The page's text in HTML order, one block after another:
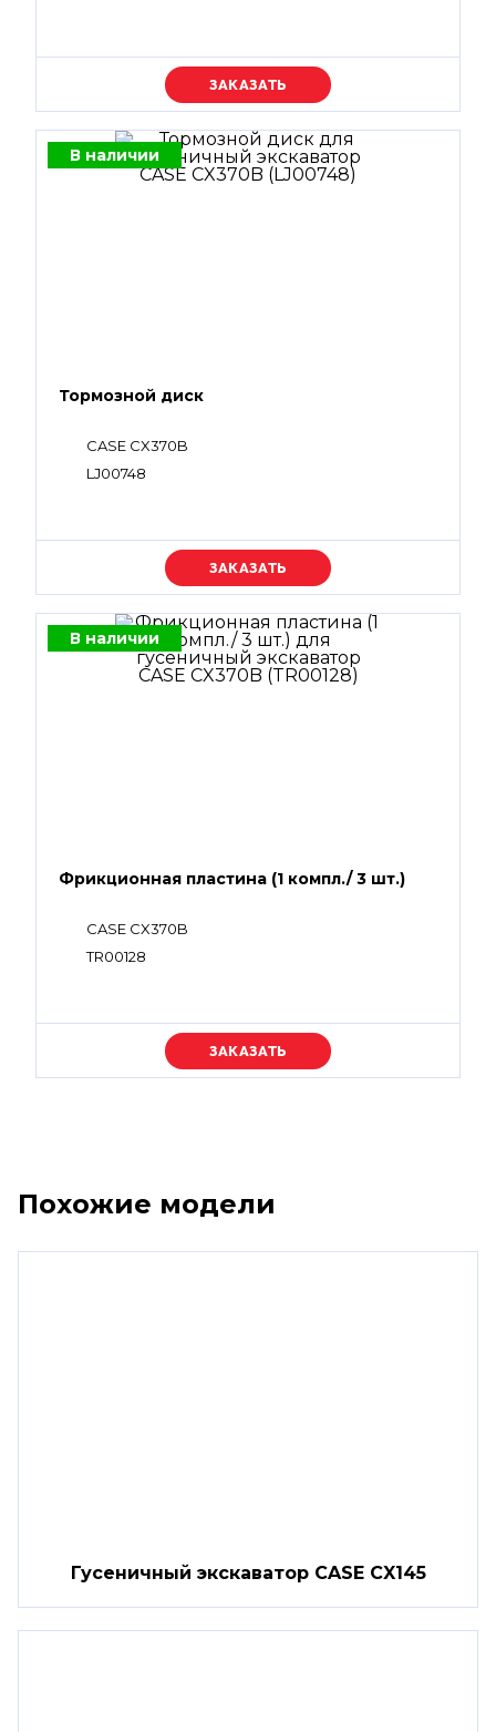
Уточняйте цену
В наличии
Тормозной диск
CASE CX370B
LJ00748
Уточняйте цену
В наличии
Фрикционная пластина (1 компл./ 3 шт.)
CASE CX370B
TR00128
Уточняйте цену
Похожие модели
Гусеничный экскаватор CASE CX145